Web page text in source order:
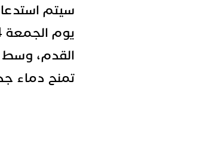
سيتم
القدم، وسط
تمنح دماء